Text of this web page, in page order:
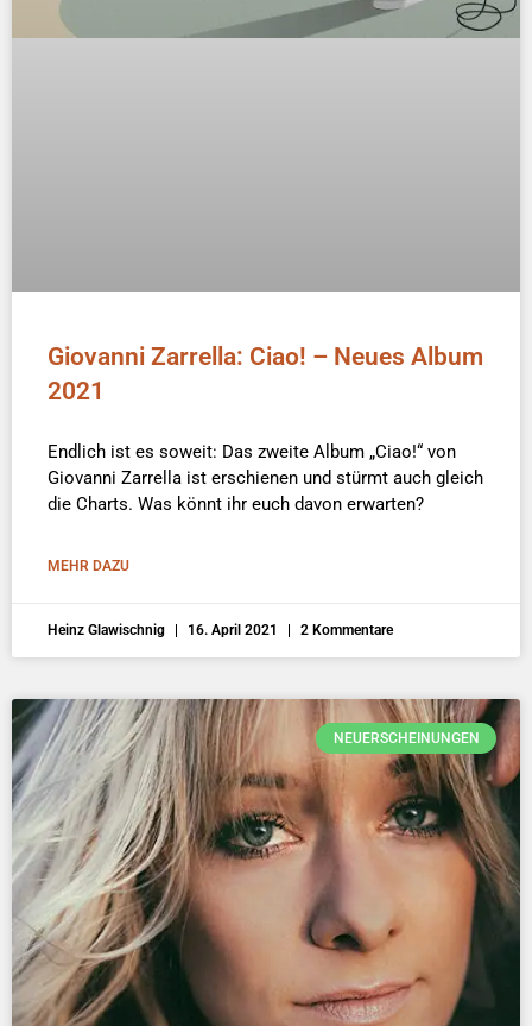
Giovanni Zarrella: Ciao! – Neues Album
2021
Endlich ist es soweit: Das zweite Album „Ciao!“ von
Giovanni Zarrella ist erschienen und stürmt auch gleich
die Charts. Was könnt ihr euch davon erwarten?
MEHR DAZU
Heinz Glawischnig 16. April 2021 2 Kommentare
NEUERSCHEINUNGEN